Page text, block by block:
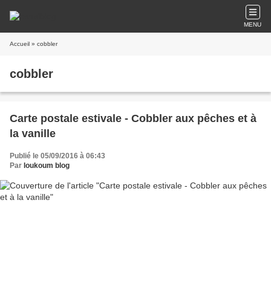
MENU
Accueil » cobbler
cobbler
Carte postale estivale - Cobbler aux pêches et à
la vanille
Publié le 05/09/2016 à 06:43
Par loukoum blog